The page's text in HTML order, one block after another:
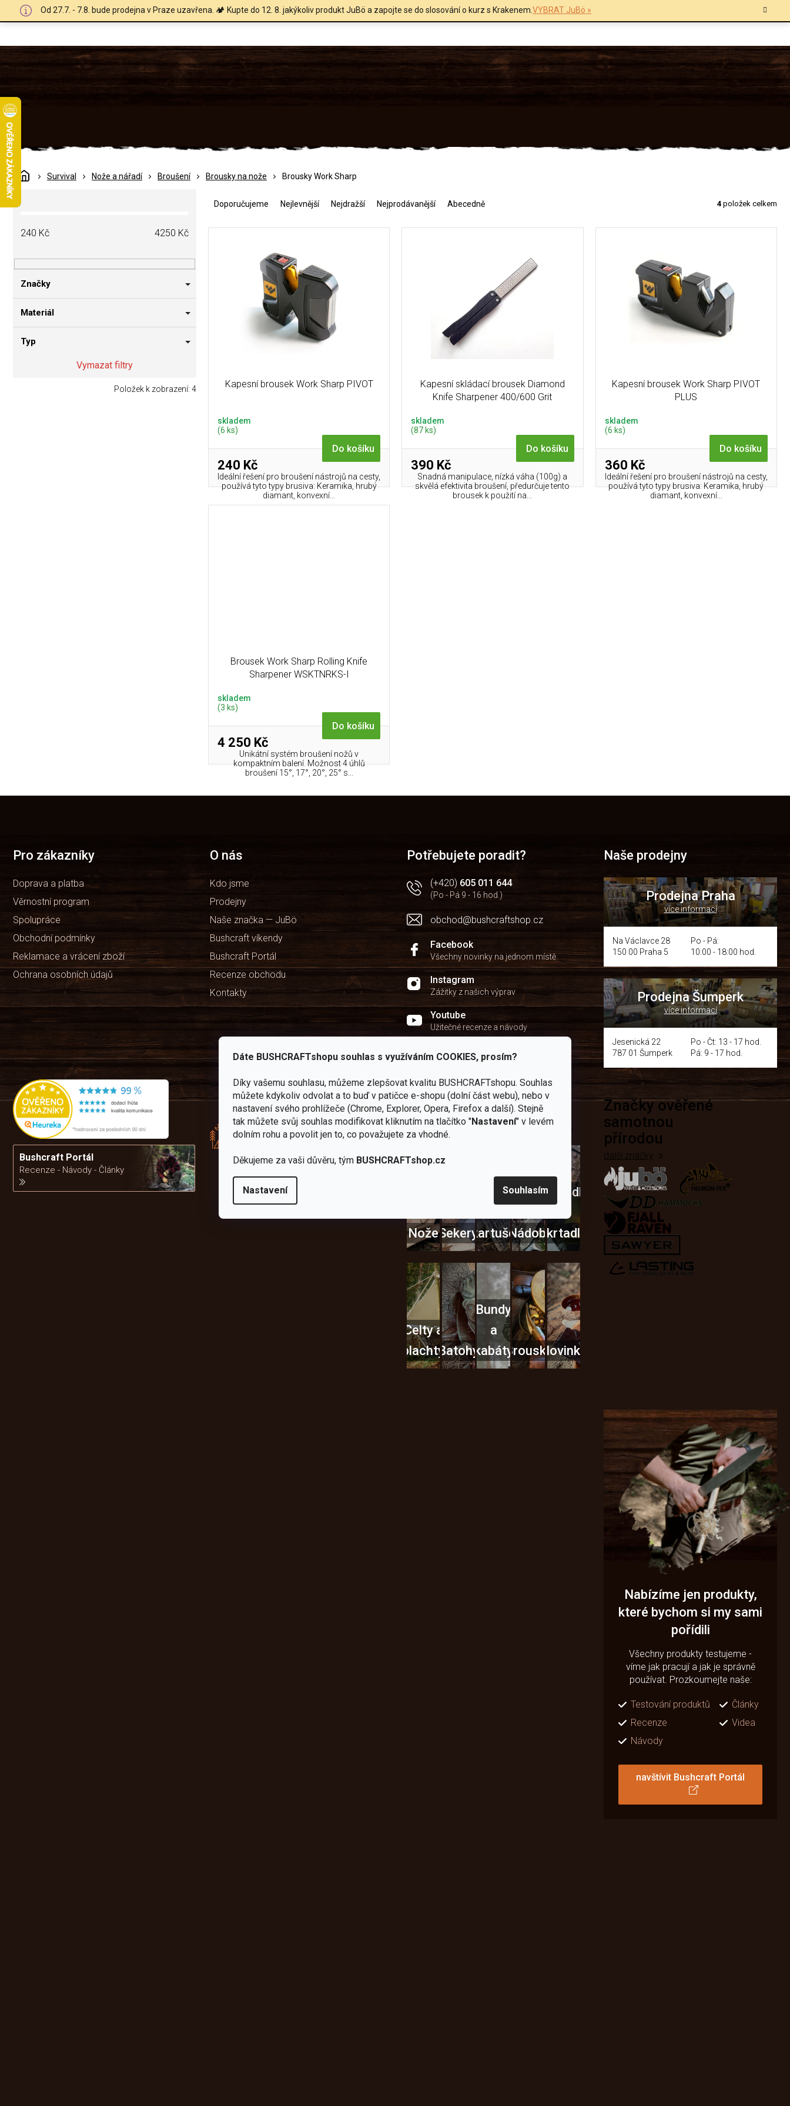
Dáte BUSHCRAFTshopu souhlas s využíváním COOKIES, prosím?
Díky vašemu souhlasu, můžeme zlepšovat kvalitu BUSHCRAFTshopu. Souhlas
můžete kdykoliv odvolat a to buď v patičce e-shopu (dolní část webu), nebo v
nastavení svého prohlížeče (Chrome, Explorer, Opera, Firefox a další). Stejně
tak můžete svůj souhlas modifikovat kliknutím na tlačítko "Nastavení" v levém
dolním rohu a povolit jen to, co považujete za vhodné.
Děkujeme za vaši důvěru, tým BUSHCRAFTshop.cz
Nastavení Souhlasím
Od 27.7. - 7.8. bude prodejna v Praze uzavřena. 🏕️ Kupte do 12. 8. jakýkoliv produkt JuBö a zapojte se do slosování o kurz s Krakenem.VYBRAT JuBö »
DomůSurvival Nože a nářadí Broušení Brousky na nože Brousky Work Sharp
P
o
a
n
í
a
240 Kč 4250 Kč
Značky
Materiál
Typ
Vymazat filtry
Položek k zobrazení: 4
e
Doporučujeme Nejlevnější Nejdražší Nejprodávanější Abecedně 4 položek celkem
Kapesní brousek Work Sharp PIVOT
skladem
(6 ks)
240 Kč
Do košíku
Ideální řešení pro broušení nástrojů na cesty,
používá tyto typy brusiva: Keramika, hrubý
diamant, konvexní...
Kapesní skládací brousek Diamond
Knife Sharpener 400/600 Grit
skladem
(87 ks)
390 Kč
Do košíku
Snadná manipulace, nízká váha (100g) a
skvělá efektivita broušení, předurčuje tento
brousek k použití na...
Kapesní brousek Work Sharp PIVOT
PLUS
skladem
(6 ks)
360 Kč
Do košíku
Ideální řešení pro broušení nástrojů na cesty,
používá tyto typy brusiva: Keramika, hrubý
diamant, konvexní...
Brousek Work Sharp Rolling Knife
Sharpener WSKTNRKS-I
skladem
(3 ks)
4 250 Kč
Do košíku
Unikátní systém broušení nožů v
kompaktním balení. Možnost 4 úhlů
broušení 15°, 17°, 20°, 25° s...
O
a
í
p
r
k
y
ý
p
s
u
Pro zákazníky
Doprava a platba
Věrnostní program
Spolupráce
Obchodní podmínky
Reklamace a vrácení zboží
Ochrana osobních údajů
O nás
Kdo jsme
Prodejny
Naše značka — JuBö
Bushcraft víkendy
Bushcraft Portál
Recenze obchodu
Kontakty
Potřebujete poradit?
(+420) 605 011 644
(Po - Pá 9 - 16 hod.)
obchod@bushcraftshop.cz
Facebook
Všechny novinky na jednom místě
Instagram
Zážitky z našich výprav
Youtube
Užitečné recenze a návody
Naše prodejny
Prodejna Praha
více informací
Na Václavce 28
150 00 Praha 5
Po - Pá:
10:00 - 18:00 hod.
Prodejna Šumperk
více informací
Jesenická 22
787 01 Šumperk
Po - Čt: 13 - 17 hod.
Pá: 9 - 17 hod.
Bushcraft Portál
Recenze - Návody - Články
Rádi
předáváme
zkušenosti
vám s
výběrem
Zboží
sami
testujeme
U nás
„zajíce v
2
kamenné
prodejny
Navštivte
Praze a
Vlastní
značka
JuBö
Poctivá
výroba
další skvělé výhody
Užijte si to v přírodě
Vybavení, na které spoléháte nejčastěji
NožeSekery
Vařiče
kartušeNádobí
Křesadla
škrtadla
Celty a
plachtyBatohy
Bundy
a
kabátyBrouskyNovinky
Značky ověřené
samotnou
přírodou
další značky
Nabízíme jen produkty,
které bychom si my sami
pořídili
Všechny produkty testujeme -
víme jak pracují a jak je správně
používat. Prozkoumejte naše:
Testování produktů
Články
Recenze
Videa
Návody
navštívit Bushcraft Portál